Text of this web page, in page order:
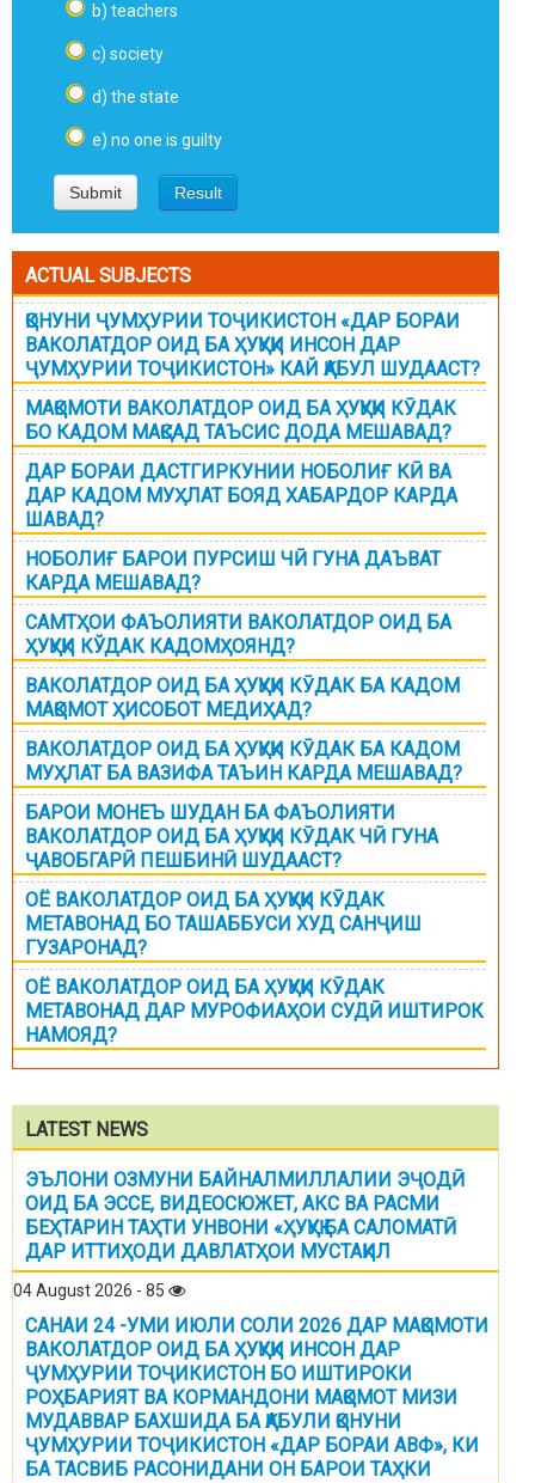
b) teachers
c) society
d) the state
e) no one is guilty
ACTUAL SUBJECTS
ҚОНУНИ ҶУМҲУРИИ ТОҶИКИСТОН «ДАР БОРАИ
ВАКОЛАТДОР ОИД БА ҲУҚУҚИ ИНСОН ДАР
ҶУМҲУРИИ ТОҶИКИСТОН» КАЙ ҚАБУЛ ШУДААСТ?
МАҚОМОТИ ВАКОЛАТДОР ОИД БА ҲУҚУҚИ КӮДАК
БО КАДОМ МАҚСАД ТАЪСИС ДОДА МЕШАВАД?
ДАР БОРАИ ДАСТГИРКУНИИ НОБОЛИҒ КӢ ВА
ДАР КАДОМ МУҲЛАТ БОЯД ХАБАРДОР КАРДА
ШАВАД?
НОБОЛИҒ БАРОИ ПУРСИШ ЧӢ ГУНА ДАЪВАТ
КАРДА МЕШАВАД?
САМТҲОИ ФАЪОЛИЯТИ ВАКОЛАТДОР ОИД БА
ҲУҚУҚИ КЎДАК КАДОМҲОЯНД?
ВАКОЛАТДОР ОИД БА ҲУҚУҚИ КӮДАК БА КАДОМ
МАҚОМОТ ҲИСОБОТ МЕДИҲАД?
ВАКОЛАТДОР ОИД БА ҲУҚУҚИ КӮДАК БА КАДОМ
МУҲЛАТ БА ВАЗИФА ТАЪИН КАРДА МЕШАВАД?
БАРОИ МОНЕЪ ШУДАН БА ФАЪОЛИЯТИ
ВАКОЛАТДОР ОИД БА ҲУҚУҚИ КӮДАК ЧӢ ГУНА
ҶАВОБГАРӢ ПЕШБИНӢ ШУДААСТ?
ОЁ ВАКОЛАТДОР ОИД БА ҲУҚУҚИ КӮДАК
МЕТАВОНАД БО ТАШАББУСИ ХУД САНҶИШ
ГУЗАРОНАД?
ОЁ ВАКОЛАТДОР ОИД БА ҲУҚУҚИ КӮДАК
МЕТАВОНАД ДАР МУРОФИАҲОИ СУДӢ ИШТИРОК
НАМОЯД?
LATEST NEWS
ЭЪЛОНИ ОЗМУНИ БАЙНАЛМИЛЛАЛИИ ЭҶОДӢ
ОИД БА ЭССЕ, ВИДЕОСЮЖЕТ, АКС ВА РАСМИ
БЕҲТАРИН ТАҲТИ УНВОНИ «ҲУҚУҚ БА САЛОМАТӢ
ДАР ИТТИҲОДИ ДАВЛАТҲОИ МУСТАҚИЛ
04 August 2026 - 85
САНАИ 24 -УМИ ИЮЛИ СОЛИ 2026 ДАР МАҚОМОТИ
ВАКОЛАТДОР ОИД БА ҲУҚУҚИ ИНСОН ДАР
ҶУМҲУРИИ ТОҶИКИСТОН БО ИШТИРОКИ
РОҲБАРИЯТ ВА КОРМАНДОНИ МАҚОМОТ МИЗИ
МУДАВВАР БАХШИДА БА ҚАБУЛИ ҚОНУНИ
ҶУМҲУРИИ ТОҶИКИСТОН «ДАР БОРАИ АВФ», КИ
БА ТАСВИБ РАСОНИДАНИ ОН БАРОИ ТАҲКИ